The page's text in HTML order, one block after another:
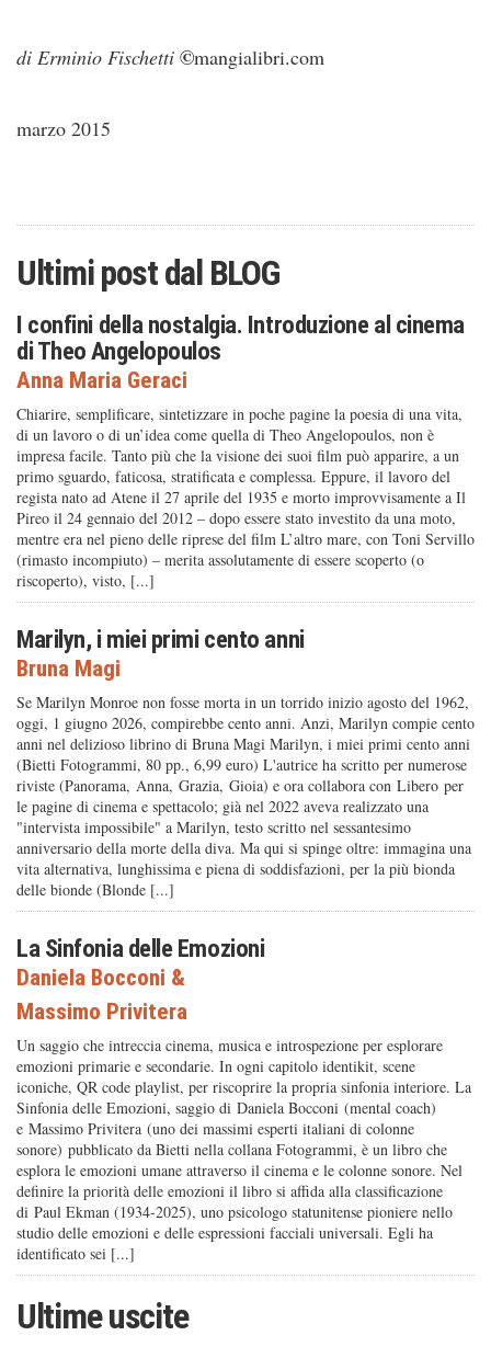
di Erminio Fischetti ©mangialibri.com
marzo 2015
Ultimi post dalBLOG
I confini della nostalgia. Introduzione al cinema
di Theo Angelopoulos
Anna Maria Geraci
Chiarire, semplificare, sintetizzare in poche pagine la poesia di una vita,
di un lavoro o di un’idea come quella di Theo Angelopoulos, non è
impresa facile. Tanto più che la visione dei suoi film può apparire, a un
primo sguardo, faticosa, stratificata e complessa. Eppure, il lavoro del
regista nato ad Atene il 27 aprile del 1935 e morto improvvisamente a Il
Pireo il 24 gennaio del 2012 – dopo essere stato investito da una moto,
mentre era nel pieno delle riprese del film L’altro mare, con Toni Servillo
(rimasto incompiuto) – merita assolutamente di essere scoperto (o
riscoperto), visto, [...]
Marilyn, i miei primi cento anni
Bruna Magi
Se Marilyn Monroe non fosse morta in un torrido inizio agosto del 1962,
oggi, 1 giugno 2026, compirebbe cento anni. Anzi, Marilyn compie cento
anni nel delizioso librino di Bruna Magi Marilyn, i miei primi cento anni
(Bietti Fotogrammi, 80 pp., 6,99 euro) L'autrice ha scritto per numerose
riviste (Panorama, Anna, Grazia, Gioia) e ora collabora con Libero per
le pagine di cinema e spettacolo; già nel 2022 aveva realizzato una
"intervista impossibile" a Marilyn, testo scritto nel sessantesimo
anniversario della morte della diva. Ma qui si spinge oltre: immagina una
vita alternativa, lunghissima e piena di soddisfazioni, per la più bionda
delle bionde (Blonde [...]
La Sinfonia delle Emozioni
Daniela Bocconi &
Massimo Privitera
Un saggio che intreccia cinema, musica e introspezione per esplorare
emozioni primarie e secondarie. In ogni capitolo identikit, scene
iconiche, QR code playlist, per riscoprire la propria sinfonia interiore. La
Sinfonia delle Emozioni, saggio di Daniela Bocconi (mental coach)
e Massimo Privitera (uno dei massimi esperti italiani di colonne
sonore) pubblicato da Bietti nella collana Fotogrammi, è un libro che
esplora le emozioni umane attraverso il cinema e le colonne sonore. Nel
definire la priorità delle emozioni il libro si affida alla classificazione
di Paul Ekman (1934-2025), uno psicologo statunitense pioniere nello
studio delle emozioni e delle espressioni facciali universali. Egli ha
identificato sei [...]
Ultime uscite